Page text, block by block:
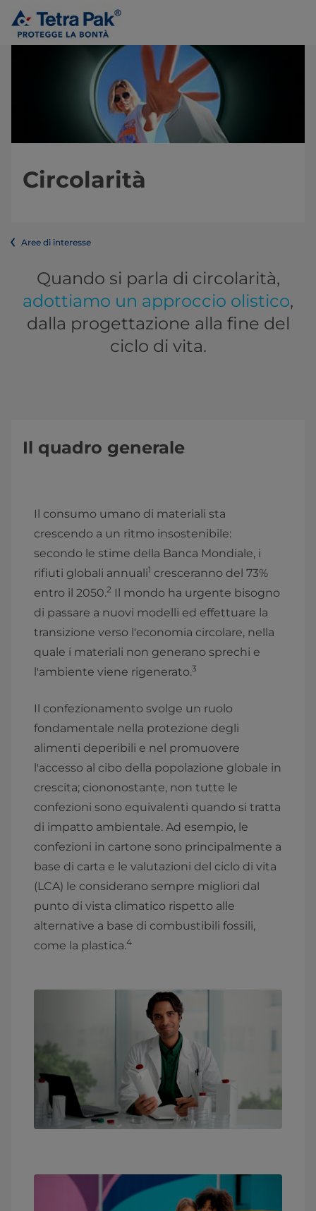
Circolarità
Aree di interesse
Quando si parla di circolarità,
adottiamo un approccio olistico,
dalla progettazione alla fine del
ciclo di vita.
Il quadro generale
Il consumo umano di materiali sta
crescendo a un ritmo insostenibile:
secondo le stime della Banca Mondiale, i
rifiuti globali annuali1 cresceranno del 73%
entro il 2050.2 Il mondo ha urgente bisogno
di passare a nuovi modelli ed effettuare la
transizione verso l'economia circolare, nella
quale i materiali non generano sprechi e
l'ambiente viene rigenerato.3
Il confezionamento svolge un ruolo
fondamentale nella protezione degli
alimenti deperibili e nel promuovere
l'accesso al cibo della popolazione globale in
crescita; ciononostante, non tutte le
confezioni sono equivalenti quando si tratta
di impatto ambientale. Ad esempio, le
confezioni in cartone sono principalmente a
base di carta e le valutazioni del ciclo di vita
(LCA) le considerano sempre migliori dal
punto di vista climatico rispetto alle
alternative a base di combustibili fossili,
come la plastica.4